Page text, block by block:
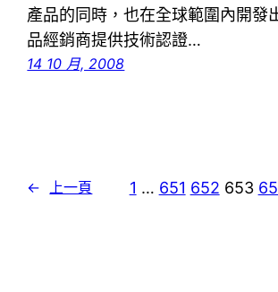
產品的同時，也在全球範圍內開發
品經銷商提供技術認證…
14 10 月, 2008
← 上一頁 1 … 651 652 653